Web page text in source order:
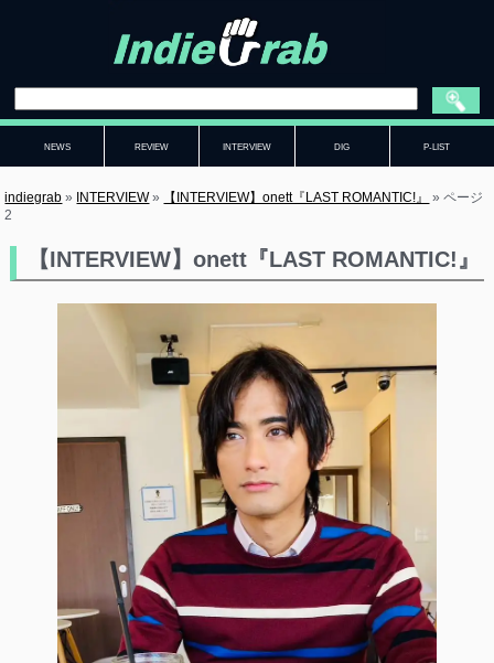
NEWS REVIEW INTERVIEW DIG P-LIST
indiegrab » INTERVIEW» 【INTERVIEW】onett『LAST ROMANTIC!』 »ページ
2
【INTERVIEW】onett『LAST ROMANTIC!』